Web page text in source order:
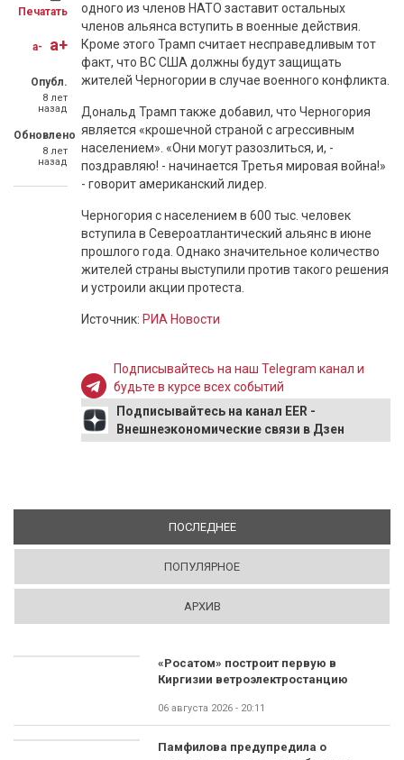
Печатать
a- a+
Опубл.
8 лет
назад
Обновлено
8 лет
назад
одного из членов НАТО заставит остальных
членов альянса вступить в военные действия.
Кроме этого Трамп считает несправедливым тот
факт, что ВС США должны будут защищать
жителей Черногории в случае военного конфликта.
Дональд Трамп также добавил, что Черногория
является «крошечной страной с агрессивным
населением». «Они могут разозлиться, и, -
поздравляю! - начинается Третья мировая война!»
- говорит американский лидер.
Черногория с населением в 600 тыс. человек
вступила в Североатлантический альянс в июне
прошлого года. Однако значительное количество
жителей страны выступили против такого решения
и устроили акции протеста.
Источник: РИА Новости
Подписывайтесь на наш Telegram канал и
будьте в курсе всех событий
Подписывайтесь на канал EER -
Внешнеэкономические связи в Дзен
ПОСЛЕДНЕЕ(АКТИВНАЯ ВКЛАДКА)
ПОПУЛЯРНОЕ
АРХИВ
«Росатом» построит первую в
Киргизии ветроэлектростанцию
06 августа 2026 - 20:11
Памфилова предупредила о